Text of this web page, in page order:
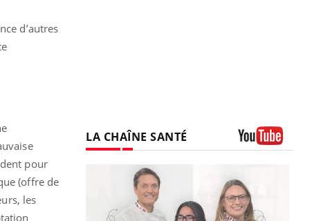
d’autres
pour
(offre de
les
LA CHAÎNE SANTÉ